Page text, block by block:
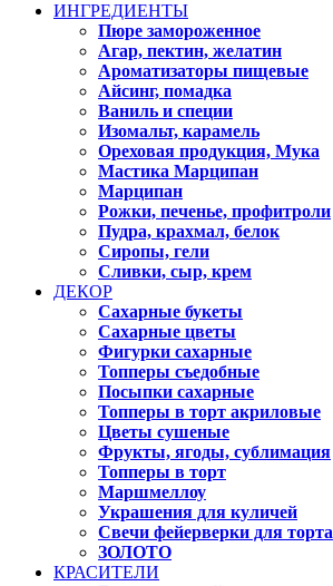
ИНГРЕДИЕНТЫ
Пюре замороженное
Агар, пектин, желатин
Ароматизаторы пищевые
Айсинг, помадка
Ваниль и специи
Изомальт, карамель
Ореховая продукция, Мука
Мастика Марципан
Марципан
Рожки, печенье, профитроли
Пудра, крахмал, белок
Сиропы, гели
Сливки, сыр, крем
ДЕКОР
Сахарные букеты
Сахарные цветы
Фигурки сахарные
Топперы съедобные
Посыпки сахарные
Топперы в торт акриловые
Цветы сушеные
Фрукты, ягоды, сублимация
Топперы в торт
Маршмеллоу
Украшения для куличей
Свечи фейерверки для торта
ЗОЛОТО
КРАСИТЕЛИ